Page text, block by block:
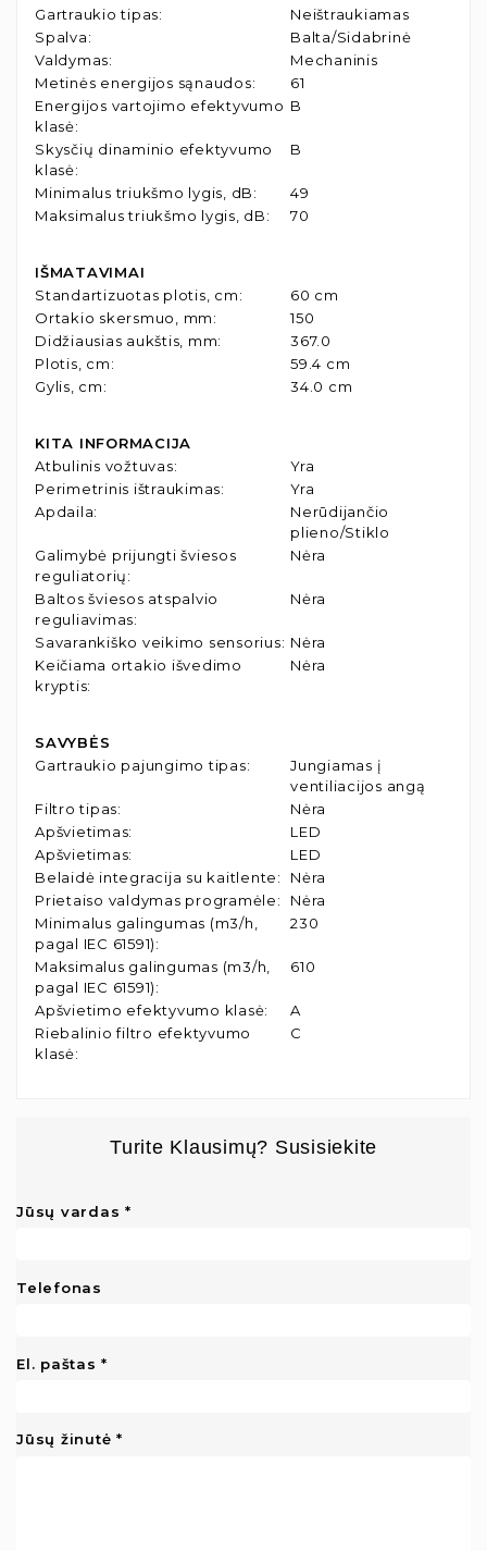
Gartraukio tipas:
Neištraukiamas
Spalva:
Balta/Sidabrinė
Valdymas:
Mechaninis
Metinės energijos sąnaudos:
61
Energijos vartojimo efektyvumo
klasė:
B
Skysčių dinaminio efektyvumo
klasė:
B
Minimalus triukšmo lygis, dB:
49
Maksimalus triukšmo lygis, dB: 70
IŠMATAVIMAI
Standartizuotas plotis, cm:
60 cm
Ortakio skersmuo, mm:
150
Didžiausias aukštis, mm:
367.0
Plotis, cm:
59.4 cm
Gylis, cm: 34.0 cm
KITA INFORMACIJA
Atbulinis vožtuvas:
Yra
Perimetrinis ištraukimas:
Yra
Apdaila:
Nerūdijančio
plieno/Stiklo
Galimybė prijungti šviesos
reguliatorių:
Nėra
Baltos šviesos atspalvio
reguliavimas:
Nėra
Savarankiško veikimo sensorius: Nėra
Keičiama ortakio išvedimo
kryptis:
Nėra
SAVYBĖS
Gartraukio pajungimo tipas:
Jungiamas į
ventiliacijos angą
Filtro tipas:
Nėra
Apšvietimas:
LED
Apšvietimas:
LED
Belaidė integracija su kaitlente:
Nėra
Prietaiso valdymas programėle:
Nėra
Minimalus galingumas (m3/h,
pagal IEC 61591):
230
Maksimalus galingumas (m3/h,
pagal IEC 61591):
610
Apšvietimo efektyvumo klasė:
A
Riebalinio filtro efektyvumo
klasė:
C
Turite Klausimų? Susisiekite
Jūsų vardas
Telefonas
El. paštas
Jūsų žinutė